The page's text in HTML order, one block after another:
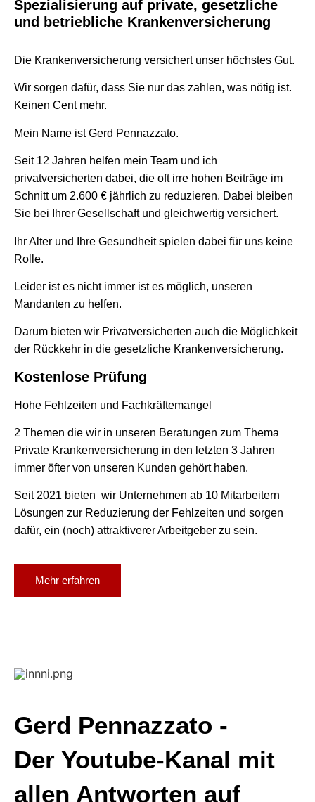
Spezialisierung auf private, gesetzliche
und betriebliche Krankenversicherung
Die Krankenversicherung versichert unser höchstes Gut.
Wir sorgen dafür, dass Sie nur das zahlen, was nötig ist.
Keinen Cent mehr.
Mein Name ist Gerd Pennazzato.
Seit 12 Jahren helfen mein Team und ich
privatversicherten dabei, die oft irre hohen Beiträge im
Schnitt um 2.600 € jährlich zu reduzieren. Dabei bleiben
Sie bei Ihrer Gesellschaft und gleichwertig versichert.
Ihr Alter und Ihre Gesundheit spielen dabei für uns keine
Rolle.
Leider ist es nicht immer ist es möglich, unseren
Mandanten zu helfen.
Darum bieten wir Privatversicherten auch die Möglichkeit
der Rückkehr in die gesetzliche Krankenversicherung.
Kostenlose Prüfung
Hohe Fehlzeiten und Fachkräftemangel
2 Themen die wir in unseren Beratungen zum Thema
Private Krankenversicherung in den letzten 3 Jahren
immer öfter von unseren Kunden gehört haben.
Seit 2021 bieten wir Unternehmen ab 10 Mitarbeitern
Lösungen zur Reduzierung der Fehlzeiten und sorgen
dafür, ein (noch) attraktiverer Arbeitgeber zu sein.
Mehr erfahren
Gerd Pennazzato -
Der Youtube-Kanal mit
allen Antworten auf